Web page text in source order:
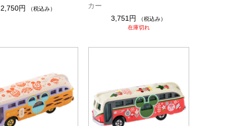
2,750円
（税込み）
カー
3,751円
（税込み）
在庫切れ